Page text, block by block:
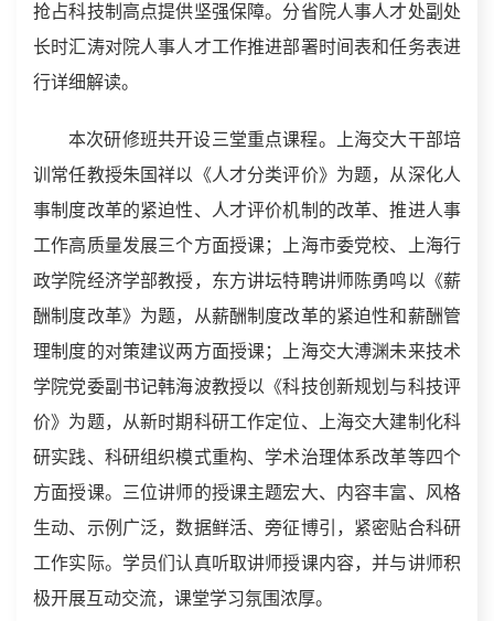
抢占科技制高点提供坚强保障。 分省院人事人才处副处
长时汇涛对院人事人才工作推进部署时间表和任务表进
行详细解读。
本次研修班共开设三堂重点课程。上海交大干部培
训常任教授朱国祥以《人才分类评价》为题，从深化人
事制度改革的紧迫性、人才评价机制的改革、推进人事
工作高质量发展三个方面授课；上海市委党校、上海行
政学院经济学部教授，东方讲坛特聘讲师陈勇鸣以《薪
酬制度改革》为题，从薪酬制度改革的紧迫性和薪酬管
理制度的对策建议两方面授课；上海交大溥渊未来技术
学院党委副书记韩海波教授以《科技创新规划与科技评
价》为题，从新时期科研工作定位、上海交大建制化科
研实践、科研组织模式重构、学术治理体系改革等四个
方面授课。三位讲师的授课主题宏大、内容丰富、风格
生动、示例广泛，数据鲜活、旁征博引，紧密贴合科研
工作实际。学员们认真听取讲师授课内容，并与讲师积
极开展互动交流，课堂学习氛围浓厚。